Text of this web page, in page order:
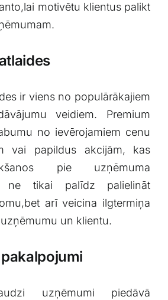
motivētu klientus palikt
ir viens no ⁢populārākajiem
veidiem. Premium
no ievērojamiem​ cenu
⁢vai papildus akcijām, ⁢kas
pie uzņēmuma
ne​ tikai palīdz palielināt
⁢arī veicina ilgtermiņa
un​ klientu.
uzņēmumi piedāvā